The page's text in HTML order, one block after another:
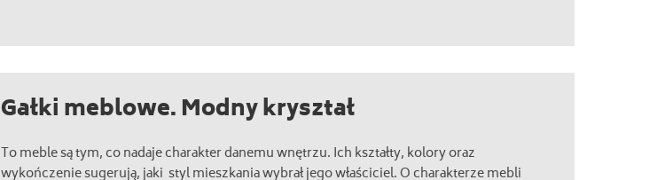
Gałki meblowe. Modny kryształ
To meble są tym, co nadaje charakter danemu wnętrzu. Ich kształty, kolory oraz
wykończenie sugerują, jaki styl mieszkania wybrał jego właściciel. O charakterze mebli